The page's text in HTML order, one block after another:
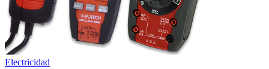
Electricidad